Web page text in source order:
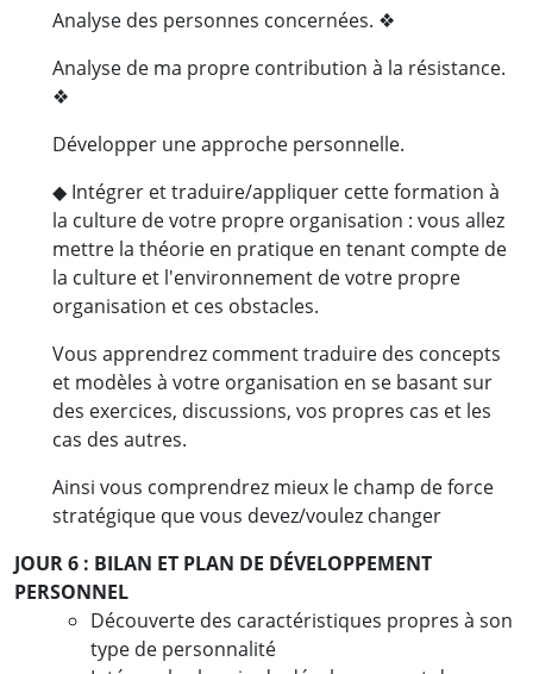
Analyse des personnes concernées. ❖
Analyse de ma propre contribution à la résistance.
❖
Développer une approche personnelle.
◆ Intégrer et traduire/appliquer cette formation à
la culture de votre propre organisation : vous allez
mettre la théorie en pratique en tenant compte de
la culture et l'environnement de votre propre
organisation et ces obstacles.
Vous apprendrez comment traduire des concepts
et modèles à votre organisation en se basant sur
des exercices, discussions, vos propres cas et les
cas des autres.
Ainsi vous comprendrez mieux le champ de force
stratégique que vous devez/voulez changer
JOUR 6 : BILAN ET PLAN DE DÉVELOPPEMENT
PERSONNEL
Découverte des caractéristiques propres à son
type de personnalité